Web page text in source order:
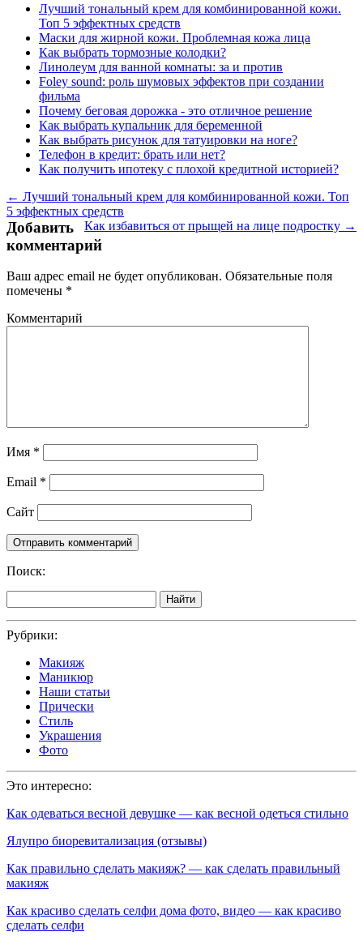
Лучший тональный крем для комбинированной кожи.
Топ 5 эффектных средств
Маски для жирной кожи. Проблемная кожа лица
Как выбрать тормозные колодки?
Линолеум для ванной комнаты: за и против
Foley sound: роль шумовых эффектов при создании
фильма
Почему беговая дорожка - это отличное решение
Как выбрать купальник для беременной
Как выбрать рисунок для татуировки на ноге?
Телефон в кредит: брать или нет?
Как получить ипотеку с плохой кредитной историей?
← Лучший тональный крем для комбинированной кожи. Топ
5 эффектных средств
Как избавиться от прыщей на лице подростку →
Добавить
комментарий
Ваш адрес email не будет опубликован. Обязательные поля
помечены *
Комментарий
Имя *
Email *
Сайт
Поиск:
Найти
Рубрики:
Макияж
Маникюр
Наши статьи
Прически
Стиль
Украшения
Фото
Это интересно:
Как одеваться весной девушке — как весной одеться стильно
Ялупро биоревитализация (отзывы)
Как правильно сделать макияж? — как сделать правильный
макияж
Как красиво сделать селфи дома фото, видео — как красиво
сделать селфи